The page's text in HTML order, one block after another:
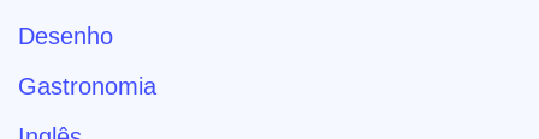
Desenho
Gastronomia